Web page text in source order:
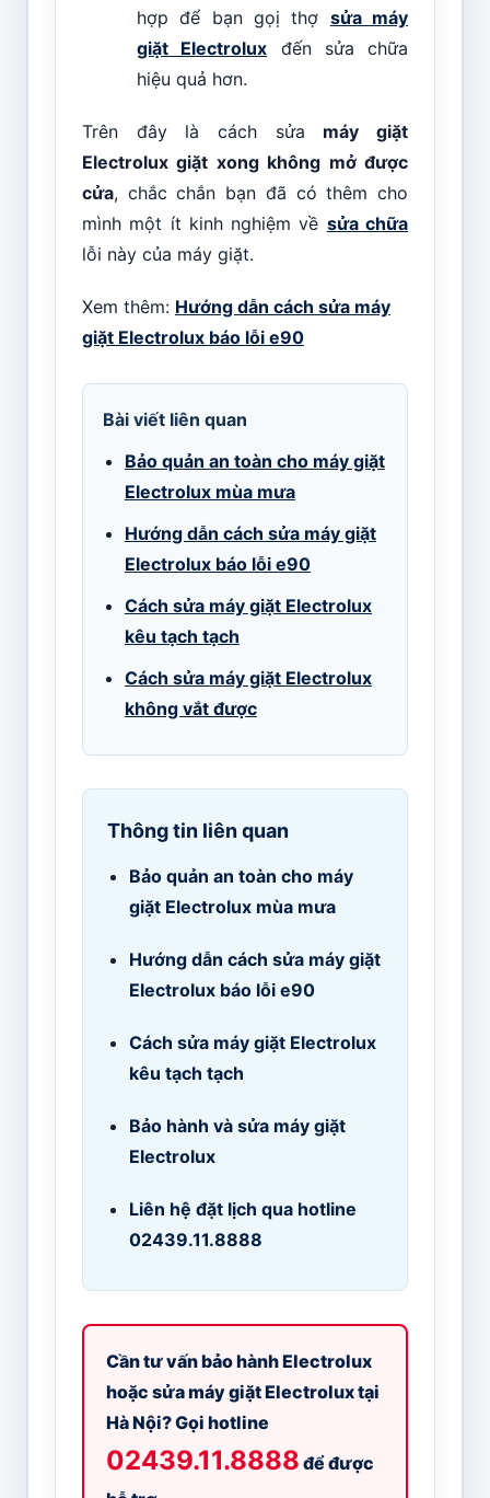
hợp để bạn gọị thợ sửa máy
giặt Electrolux đến sửa chữa
hiệu quả hơn.
Trên đây là cách sửa máy giặt
Electrolux giặt xong không mở được
cửa, chắc chắn bạn đã có thêm cho
mình một ít kinh nghiệm về sửa chữa
lỗi này của máy giặt.
Xem thêm: Hướng dẫn cách sửa máy
giặt Electrolux báo lỗi e90
Bài viết liên quan
Bảo quản an toàn cho máy giặt
Electrolux mùa mưa
Hướng dẫn cách sửa máy giặt
Electrolux báo lỗi e90
Cách sửa máy giặt Electrolux
kêu tạch tạch
Cách sửa máy giặt Electrolux
không vắt được
Thông tin liên quan
Bảo quản an toàn cho máy
giặt Electrolux mùa mưa
Hướng dẫn cách sửa máy giặt
Electrolux báo lỗi e90
Cách sửa máy giặt Electrolux
kêu tạch tạch
Bảo hành và sửa máy giặt
Electrolux
Liên hệ đặt lịch qua hotline
02439.11.8888
Cần tư vấn bảo hành Electrolux
hoặc sửa máy giặt Electrolux tại
Hà Nội? Gọi hotline
02439.11.8888 để được